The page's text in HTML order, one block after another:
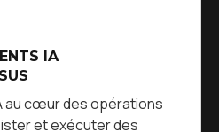
IA
au cœur des opérations
et exécuter des